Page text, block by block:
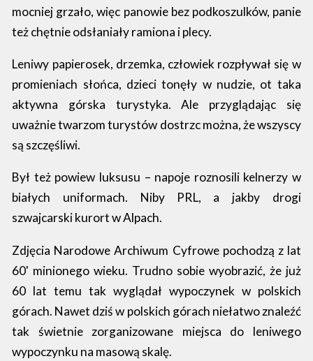
mocniej grzało, więc panowie bez podkoszulków, panie
też chętnie odsłaniały ramiona i plecy.
Leniwy papierosek, drzemka, człowiek rozpływał się w
promieniach słońca, dzieci tonęły w nudzie, ot taka
aktywna górska turystyka. Ale przyglądając się
uważnie twarzom turystów dostrzc można, że wszyscy
są szczęśliwi.
Był też powiew luksusu – napoje roznosili kelnerzy w
białych uniformach. Niby PRL, a jakby drogi
szwajcarski kurort w Alpach.
Zdjęcia Narodowe Archiwum Cyfrowe pochodzą z lat
60' minionego wieku. Trudno sobie wyobrazić, że już
60 lat temu tak wyglądał wypoczynek w polskich
górach. Nawet dziś w polskich górach niełatwo znaleźć
tak świetnie zorganizowane miejsca do leniwego
wypoczynku na masową skalę.